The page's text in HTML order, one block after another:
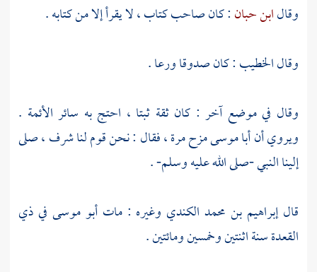
وقالابن حبان: كان صاحب كتاب ، لا يقرأ إلا من كتابه .
وقالالخطيب: كان صدوقا ورعا .
وقال في موضع آخر : كان ثقة ثبتا ، احتج به سائر الأئمة .
ويروي أنأبا موسىمزح مرة ، فقال : نحن قوم لنا شرف ، صلى
إلينا النبي -صلى الله عليه وسلم- .
قالإبراهيم بن محمد الكندي وغيره : ماتأبو موسى في ذي
القعدة سنة اثنتين وخمسين ومائتين .